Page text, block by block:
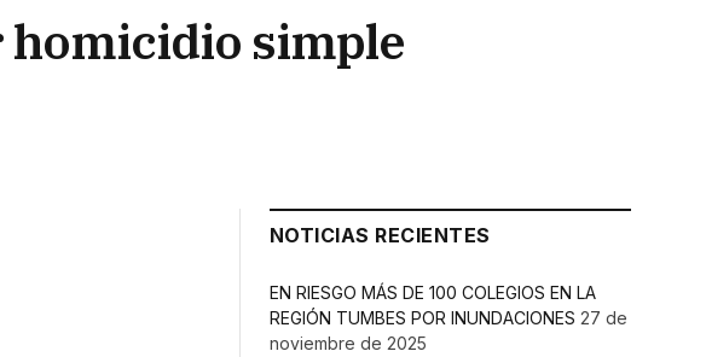
homicidio simple
NOTICIAS RECIENTES
EN RIESGO MÁS DE 100 COLEGIOS EN LA
REGIÓN TUMBES POR INUNDACIONES 27 de
noviembre de 2025